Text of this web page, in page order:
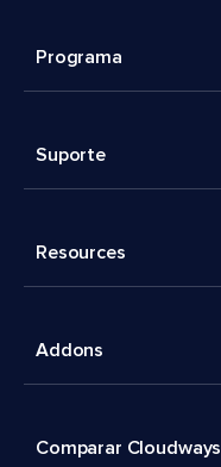
Programa
Suporte
Resources
Addons
Comparar Cloudways